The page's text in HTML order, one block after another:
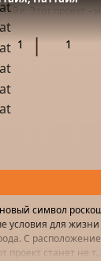
Этот проект –
1 1
символ
условия для
С
проект станет не т...